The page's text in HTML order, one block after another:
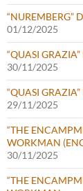
“NUREMBERG”
01/12/2025
“QUASI
30/11/2025
“QUASI
29/11/2025
“THE
WORKMAN
30/11/2025
“THE